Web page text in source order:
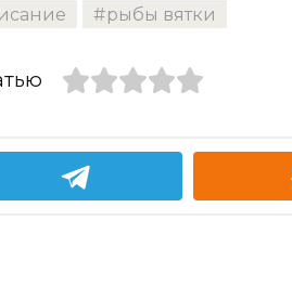
рыбы вятки